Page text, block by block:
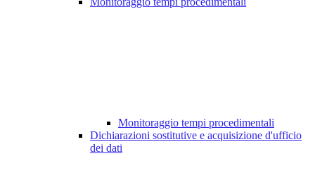
Monitoraggio tempi procedimentali
Dichiarazioni sostitutive e acquisizione d'ufficio
dei dati